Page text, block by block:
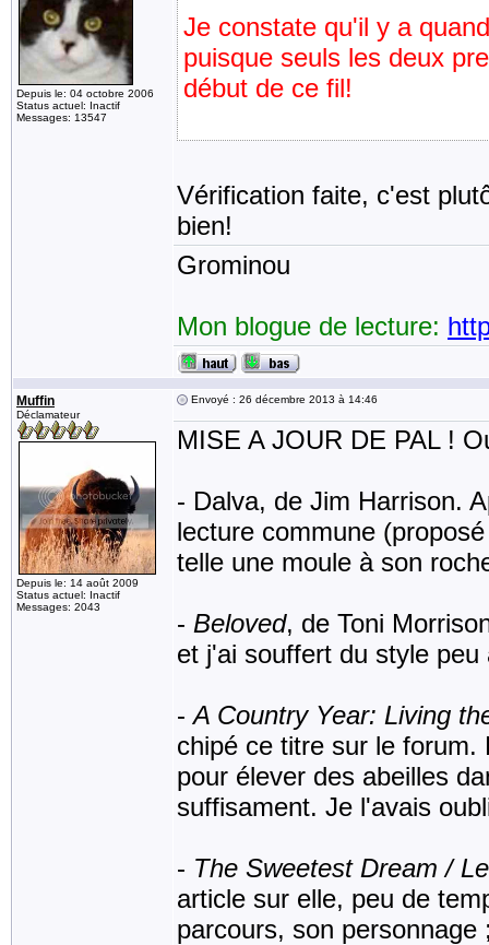
Depuis le: 04 octobre 2006
Status actuel: Inactif
Messages: 13547
Je constate qu'il y a
puisque seuls les deux
début de ce fil!
Vérification faite, c'est
bien!
Grominou
Mon blogue de lecture:
Muffin
Déclamateur
Depuis le: 14 août 2009
Status actuel: Inactif
Messages: 2043
Envoyé : 26 décembre 2013 à 14:46
MISE A JOUR DE PAL !
- Dalva, de Jim Harrison.
lecture commune
telle une moule à son
- Beloved, de Toni
et j'ai souffert du style
-A Country Year: Living
chipé ce titre sur le forum.
pour élever des abeilles
suffisament. Je l'avais
- The Sweetest Dream /
article sur elle, peu de
parcours, son personnage